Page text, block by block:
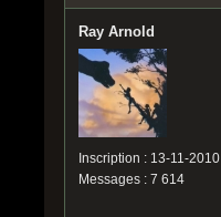
Ray Arnold
Inscription : 13-11-2010
Messages : 7 614